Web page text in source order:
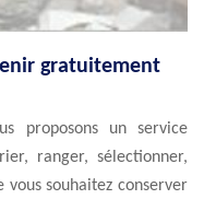
gratuitement
proposons un service
ranger, sélectionner,
souhaitez conserver